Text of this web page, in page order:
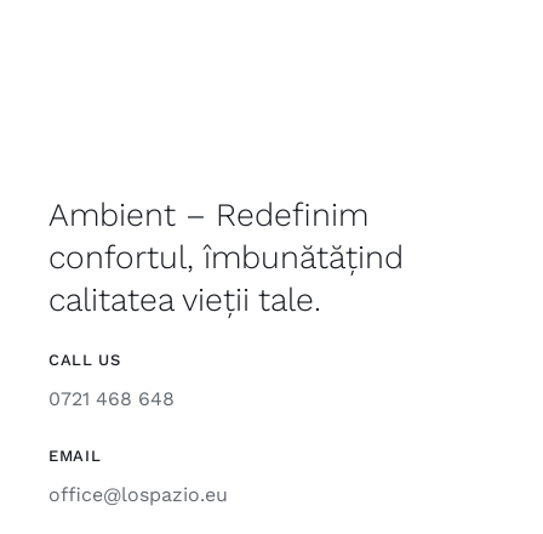
Ambient – Redefinim
confortul, îmbunătățind
calitatea vieții tale.
CALL US
0721 468 648
EMAIL
office@lospazio.eu